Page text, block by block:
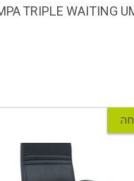
TRIPLE WAITING